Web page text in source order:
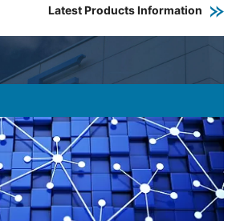
Latest Products Information